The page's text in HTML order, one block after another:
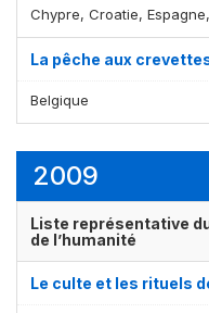
Chypre, Croatie,
La pêche aux
Belgique
2009
Liste représentative
de l’humanité
Le culte et les rituels